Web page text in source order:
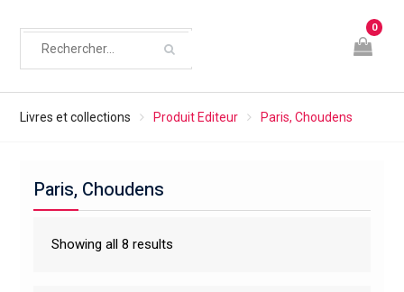
0
Livres et collections Produit Editeur Paris, Choudens
Paris, Choudens
Showing all 8 results